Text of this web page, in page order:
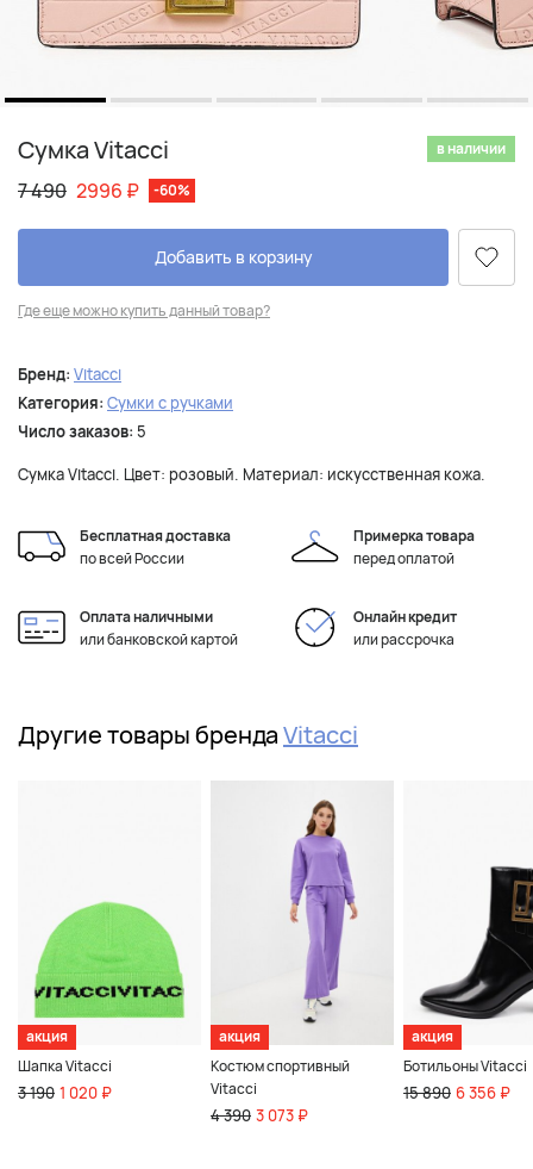
Сумка Vitacci в наличии
7 490 2996 ₽ -60%
Добавить в корзину
Где еще можно купить данный товар?
Бренд: Vitacci
Категория: Сумки с ручками
Число заказов: 5
Сумка Vitacci. Цвет: розовый. Материал: искусственная кожа.
Бесплатная доставка
по всей России
Примерка товара
перед оплатой
Оплата наличными
или банковской картой
Онлайн кредит
или рассрочка
Другие товары брендаVitacci
акция
Шапка Vitacci
3 190 1 020 ₽
акция
Костюм спортивный
Vitacci
4 390 3 073 ₽
акция
Ботильоны Vitacci
15 890 6 356 ₽